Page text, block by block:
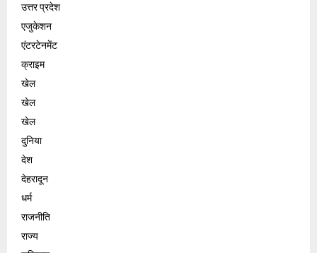
उत्तर प्रदेश
एजुकेशन
एंटरटेनमेंट
क्राइम
खेल
खेल
खेल
दुनिया
देश
देहरादून
धर्म
राजनीति
राज्य